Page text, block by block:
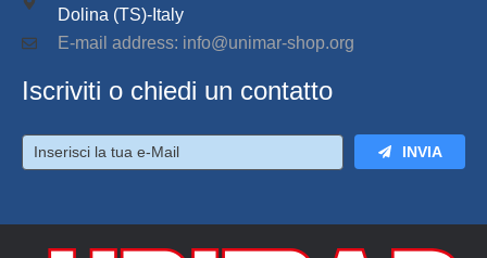
Dolina (TS)-Italy
E-mail address: info@unimar-shop.org
Iscriviti o chiedi un contatto
INVIA